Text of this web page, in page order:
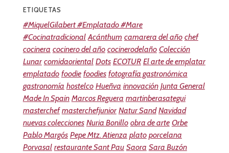
ETIQUETAS
#MiquelGilabert #Emplatado #Mare
#Cocinatradicional Acánthum camarera del año chef
cocinera cocinero del año cocinerodelaño Colección
Lunar comidaoriental Dots ECOTUR El arte de emplatar
emplatado foodie foodies fotografía gastronómica
gastronomía hostelco Hueñva innovación Junta General
Made In Spain Marcos Reguera martinberasategui
masterchef masterchefjunior Natur Sand Navidad
nuevas colecciones Nuria Bonillo obra de arte Orbe
Pablo Margós Pepe Mtz. Atienza plato porcelana
Porvasal restaurante Sant Pau Saora Sara Buzón